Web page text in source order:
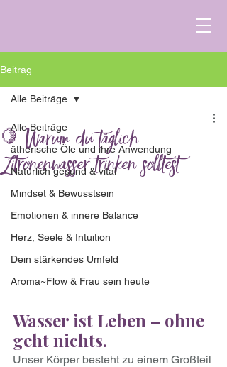
Beitrag
Alle Beiträge
ätherische Öle und ihre Anwendung
Natürlich gesund & vital
Mindset & Bewusstsein
Emotionen & innere Balance
Herz, Seele & Intuition
Dein stärkendes Umfeld
Aroma~Flow & Frau sein heute
Alle Beiträge
🍋 Warum du täglich
Zitronenwasser trinken solltest
Wasser ist Leben – ohne
geht nichts.
Unser Körper besteht zu einem Großteil